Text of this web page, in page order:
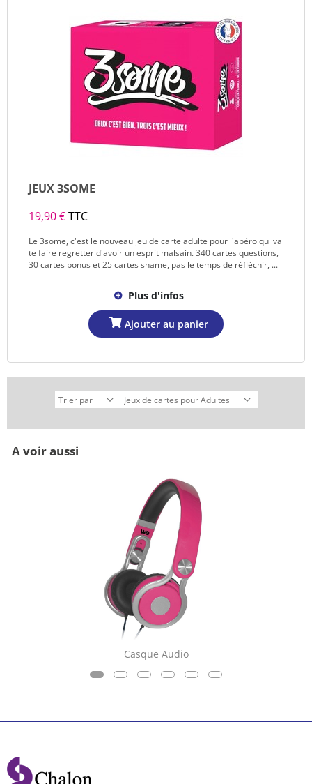
JEUX 3SOME
19,90 €TTC
Le 3some, c'est le nouveau jeu de carte adulte pour l'apéro qui va
te faire regretter d'avoir un esprit malsain. 340 cartes questions,
30 cartes bonus et 25 cartes shame, pas le temps de réfléchir, ...
Plus d'infos
A voir aussi
Casque Audio